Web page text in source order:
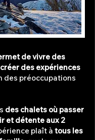
de vivre des
des expériences
des préoccupations
des chalets où passer
et détente aux 2
plaît à tous les